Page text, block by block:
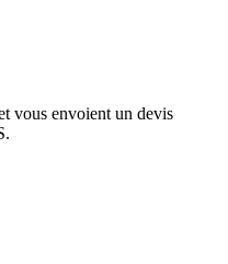
vous envoient un devis